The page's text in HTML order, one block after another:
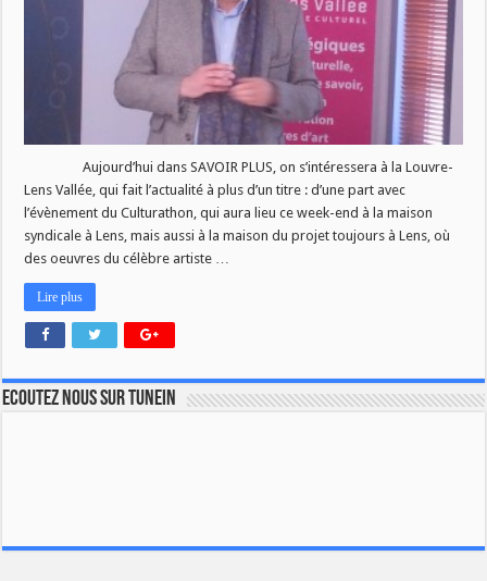
Aujourd’hui dans SAVOIR PLUS, on s’intéressera à la Louvre-
Lens Vallée, qui fait l’actualité à plus d’un titre : d’une part avec
l’évènement du Culturathon, qui aura lieu ce week-end à la maison
syndicale à Lens, mais aussi à la maison du projet toujours à Lens, où
des oeuvres du célèbre artiste …
Lire plus
Ecoutez nous sur TuneIn